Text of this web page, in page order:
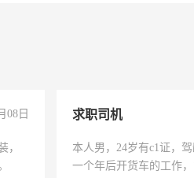
08日
，
求职司机
本人男，24岁有c1证，
一个年后开货车的工作